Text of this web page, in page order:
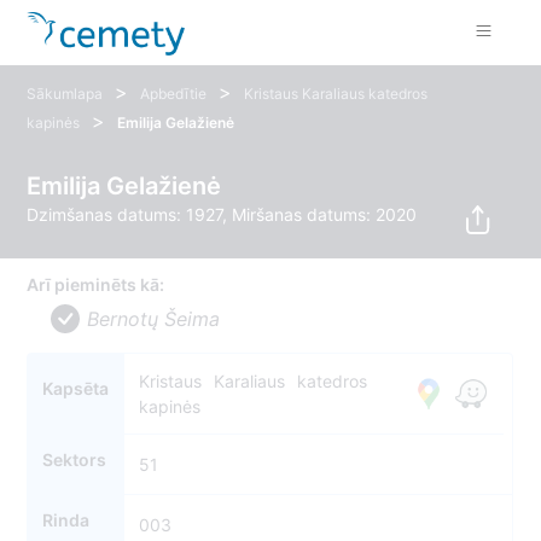
Sākumlapa > Apbedītie >
Kristaus Karaliaus katedros
kapinės
> Emilija Gelažienė
Emilija Gelažienė
Dzimšanas datums: 1927, Miršanas datums: 2020
Arī pieminēts kā:
Bernotų Šeima
Kapsēta
Kristaus Karaliaus katedros
kapinės
Sektors 51
Rinda 003